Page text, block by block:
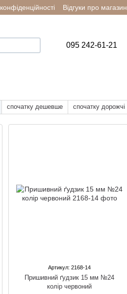
Відгуки про магазин
095 242-61-21
спочатку дешевше спочатку дорожчі
Артикул: 2168-14
Пришивний ґудзик 15 мм №24
колір червоний